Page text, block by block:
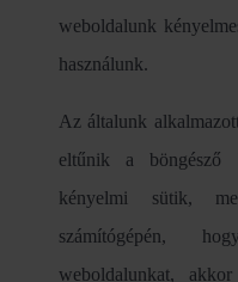
weboldalunk
használunk.
Az általunk
eltűnik a böngésző
kényelmi sütik,
számítógépén,
weboldalunkat,